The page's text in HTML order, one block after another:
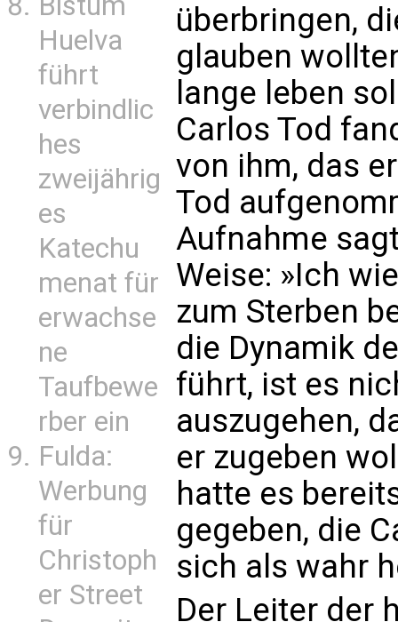
Huelva
führt
verbindlic
hes
zweijährig
es
Katechu
menat für
erwachse
ne
Taufbewe
rber ein
Fulda:
Werbung
für
Christoph
er Street
überbringen,
glauben
lange leben
Carlos Tod
von ihm, das
Tod
Aufnahme
Weise: »Ich
zum Sterben
die Dynamik
führt, ist es
auszugehen,
er zugeben
hatte es
gegeben, die
sich als wahr
Der Leiter der